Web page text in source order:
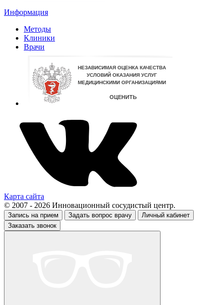
Информация
Методы
Клиники
Врачи
Карта сайта
© 2007 - 2026 Инновационный сосудистый центр.
Запись на прием Задать вопрос врачу
Личный кабинет
Заказать звонок